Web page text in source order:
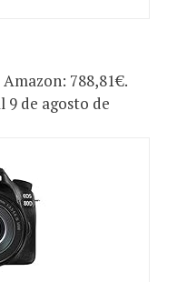
788,81€.
9 de agosto de